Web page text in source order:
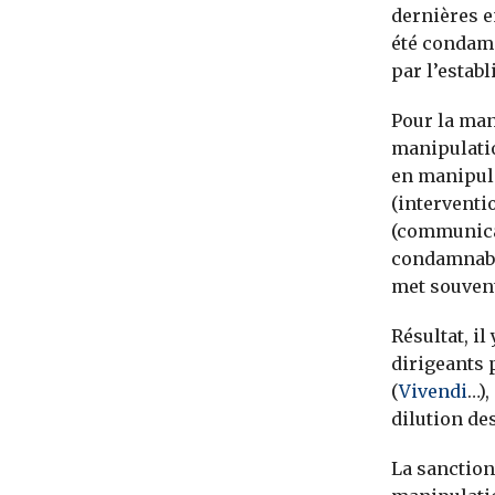
dernières
été
par
Pour la
en
met
Résultat, il
dirigeants
(Vivendi
dilution
La